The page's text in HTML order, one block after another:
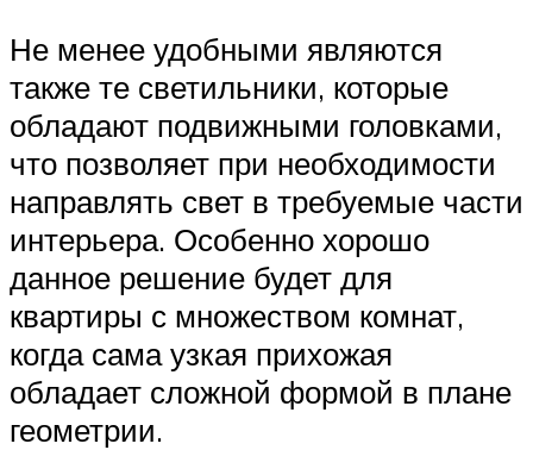
Не менее удобными являются
также те светильники, которые
обладают подвижными головками,
что позволяет при необходимости
направлять свет в требуемые части
интерьера. Особенно хорошо
данное решение будет для
квартиры с множеством комнат,
когда сама узкая прихожая
обладает сложной формой в плане
геометрии.